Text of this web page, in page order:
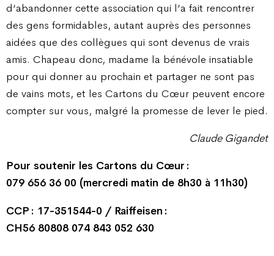
d’abandonner cette association qui l’a fait rencontrer
des gens formidables, autant auprès des personnes
aidées que des collègues qui sont devenus de vrais
amis. Chapeau donc, madame la bénévole insatiable
pour qui donner au prochain et partager ne sont pas
de vains mots, et les Cartons du Cœur peuvent encore
compter sur vous, malgré la promesse de lever le pied.
Claude Gigandet
Pour soutenir les Cartons du Cœur :
079 656 36 00 (mercredi matin de 8h30 à 11h30)
CCP : 17-351544-0 / Raiffeisen :
CH56 80808 074 843 052 630